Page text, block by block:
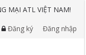
MẠI ATL VIỆT NAM!
Đăng ký Đăng nhập